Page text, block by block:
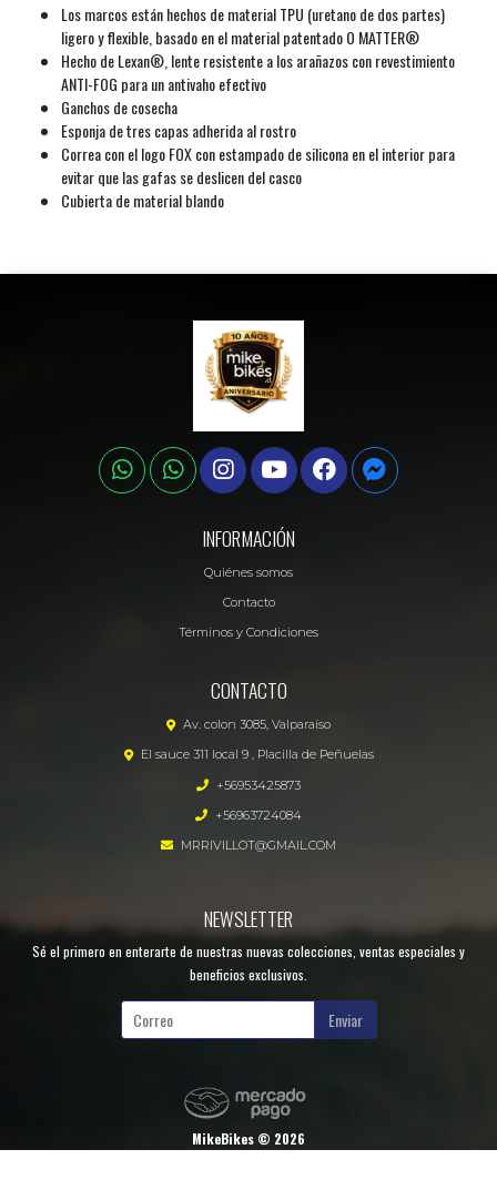
Los marcos están hechos de material TPU (uretano de dos partes)
ligero y flexible, basado en el material patentado O MATTER®
Hecho de Lexan®, lente resistente a los arañazos con revestimiento
ANTI-FOG para un antivaho efectivo
Ganchos de cosecha
Esponja de tres capas adherida al rostro
Correa con el logo FOX con estampado de silicona en el interior para
evitar que las gafas se deslicen del casco
Cubierta de material blando
INFORMACIÓN
Quiénes somos
Contacto
Términos y Condiciones
CONTACTO
Av. colon 3085, Valparaíso
El sauce 311 local 9 , Placilla de Peñuelas
+56953425873
+56963724084
MRRIVILLOT@GMAIL.COM
NEWSLETTER
Sé el primero en enterarte de nuestras nuevas colecciones, ventas especiales y
beneficios exclusivos.
Enviar
MikeBikes © 2026